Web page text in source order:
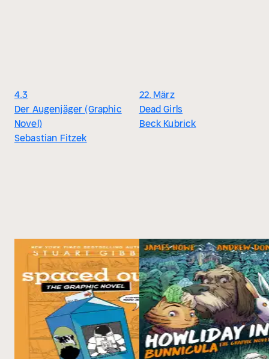
4.3
Der Augenjäger (Graphic
Novel)
Sebastian Fitzek
22. März
Dead Girls
Beck Kubrick